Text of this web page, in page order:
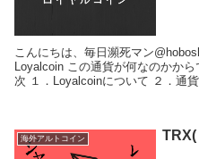
こんにちは、毎日瀕死マン@hoboshibouです。 上
Loyalcoin この通貨が何なのかから
海外アルトコイン TRX(